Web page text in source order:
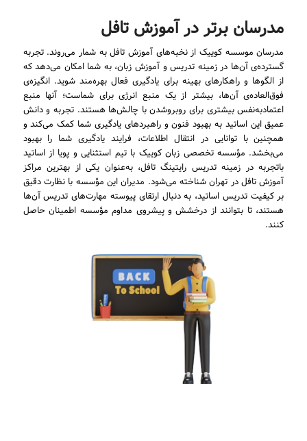
مدرسان برتر در آموزش تافل
مدرسان موسسه کوییک از نخبه‌های آموزش تافل به شمار می‌روند. تجربه
گسترده‌ی آن‌ها در زمینه تدریس و آموزش زبان، به شما امکان می‌دهد که
از الگوها و راهکارهای بهینه برای یادگیری فعال بهره‌مند شوید. انگیزه‌ی
فوق‌العاده‌ی آن‌ها، بیشتر از یک منبع انرژی برای شماست؛ آنها منبع
اعتمادبه‌نفس بیشتری برای روبروشدن با چالش‌ها هستند. تجربه و دانش
عمیق این اساتید به بهبود فنون و راهبردهای یادگیری شما کمک می‌کند و
همچنین با توانایی در انتقال اطلاعات، فرایند یادگیری شما را بهبود
می‌بخشد. مؤسسه تخصصی زبان کوییک با تیم استثنایی و پویا از اساتید
باتجربه در زمینه تدریس رایتینگ تافل، به‌عنوان یکی از بهترین مراکز
آموزش تافل در تهران شناخته می‌شود. مدیران این مؤسسه با نظارت دقیق
بر کیفیت تدریس اساتید، به دنبال ارتقای پیوسته مهارت‌های تدریس آن‌ها
هستند، تا بتوانند از درخشش و پیشروی مداوم مؤسسه اطمینان حاصل
کنند.